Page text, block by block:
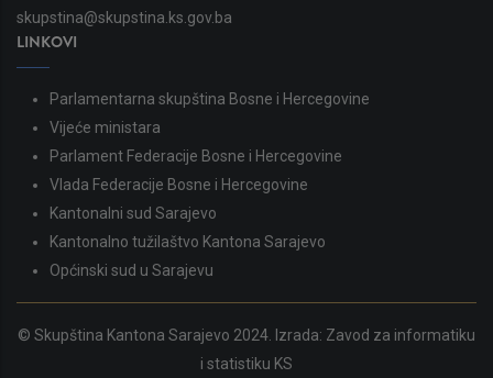
skupstina@skupstina.ks.gov.ba
LINKOVI
Parlamentarna skupština Bosne i Hercegovine
Vijeće ministara
Parlament Federacije Bosne i Hercegovine
Vlada Federacije Bosne i Hercegovine
Kantonalni sud Sarajevo
Kantonalno tužilaštvo Kantona Sarajevo
Općinski sud u Sarajevu
© Skupština Kantona Sarajevo 2024. Izrada: Zavod za informatiku
i statistiku KS